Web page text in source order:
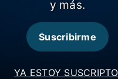
de Boca
de 36 años
YA ESTOY
y más.
Suscribirme